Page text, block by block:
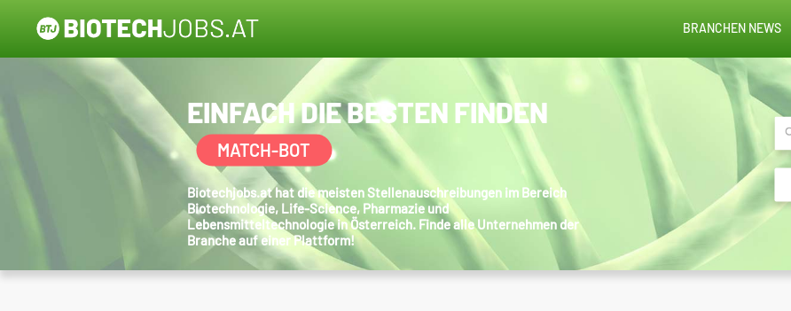
BRANCHEN NEWS
EINFACH DIE BESTEN FINDEN
MATCH-BOT
Biotechjobs.at hat die meisten Stellenauschreibungen im Bereich
Biotechnologie, Life-Science, Pharmazie und
Lebensmitteltechnologie in Österreich. Finde alle Unternehmen der
Branche auf einer Plattform!